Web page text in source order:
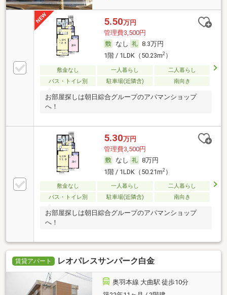
5.50万円
管理費3,500円
なし
8.3万円
1階 / 1LDK（50.23m2）
敷金なし 一人暮らし
二人暮らし
バス・トイレ別
駐車場(近隣含) 南向き
お部屋探しは朝日綜合グループのアパマンショップ
へ！
5.30万円
管理費3,500円
なし
8万円
1階 / 1LDK（50.21m2）
敷金なし 一人暮らし
二人暮らし
バス・トイレ別
駐車場(近隣含) 南向き
お部屋探しは朝日綜合グループのアパマンショップ
へ！
賃貸アパート レオパレスサンパーク白金
奥羽本線 大曲駅 徒歩10分